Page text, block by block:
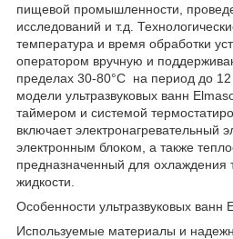
пищевой промышленности,
исследований и т.д.
температура и время обработки
оператором вручную и
пределах 30-80°С на период до
модели ультразвуковых ванн
таймером и системой
включает электронагревательный
электронным блоком, а также
предназначенный для охлаждения
жидкости.
Особенности ультразвуковых ванн
Используемые материалы и